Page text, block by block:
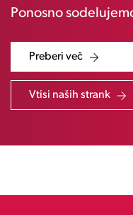
Ponosno
Preberi več
Vtisi naših strank